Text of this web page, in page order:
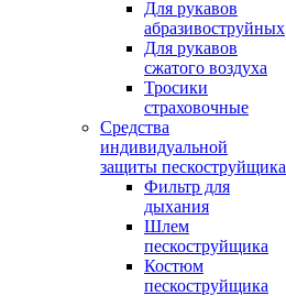
Для рукавов
абразивоструйных
Для рукавов
сжатого воздуха
Тросики
страховочные
Средства
индивидуальной
защиты пескоструйщика
Фильтр для
дыхания
Шлем
пескоструйщика
Костюм
пескоструйщика